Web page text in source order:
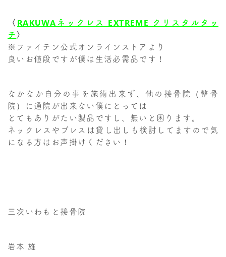
〈 RAKUWAネックレス EXTREME クリスタルタッ
チ〉
※ファイテン公式オンラインストアより
良いお値段ですが僕は生活必需品です！
なかなか自分の事を施術出来ず、他の接骨院（整骨
院）に通院が出来ない僕にとっては
とてもありがたい製品ですし、無いと困ります。
ネックレスやブレスは貸し出しも検討してますので気
になる方はお声掛けください！
三次いわもと接骨院
岩本 雄